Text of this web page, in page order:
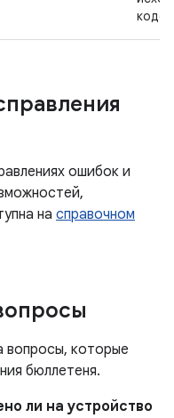
кодом
ошибок и
на справочном
вопросы, которые
бюллетеня.
ли на устройство